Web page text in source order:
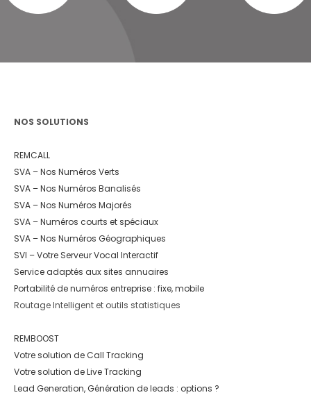
NOS SOLUTIONS
REMCALL
SVA – Nos Numéros Verts
SVA – Nos Numéros Banalisés
SVA – Nos Numéros Majorés
SVA – Numéros courts et spéciaux
SVA – Nos Numéros Géographiques
SVI – Votre Serveur Vocal Interactif
Service adaptés aux sites annuaires
Portabilité de numéros entreprise : fixe, mobile
Routage Intelligent et outils statistiques
REMBOOST
Votre solution de Call Tracking
Votre solution de Live Tracking
Lead Generation, Génération de leads : options ?